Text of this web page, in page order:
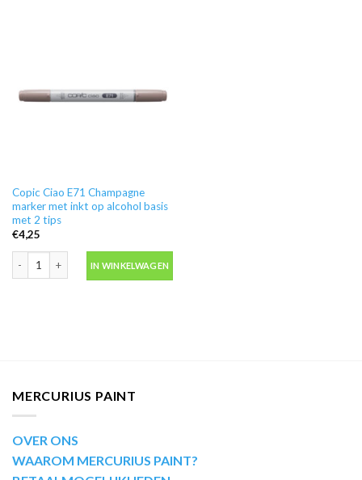
Copic Ciao E71 Champagne
marker met inkt op alcohol basis
met 2 tips
€4,25
IN WINKELWAGEN
MERCURIUS PAINT
OVER ONS
WAAROM MERCURIUS PAINT?